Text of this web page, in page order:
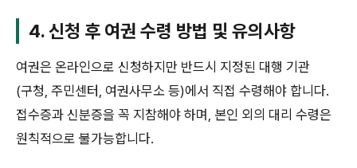
4. 신청 후 여권 수령 방법 및 유의사항
여권은 온라인으로 신청하지만 반드시 지정된 대행 기관
(구청, 주민센터, 여권사무소 등)에서 직접 수령해야 합니다.
접수증과 신분증을 꼭 지참해야 하며, 본인 외의 대리 수령은
원칙적으로 불가능합니다.